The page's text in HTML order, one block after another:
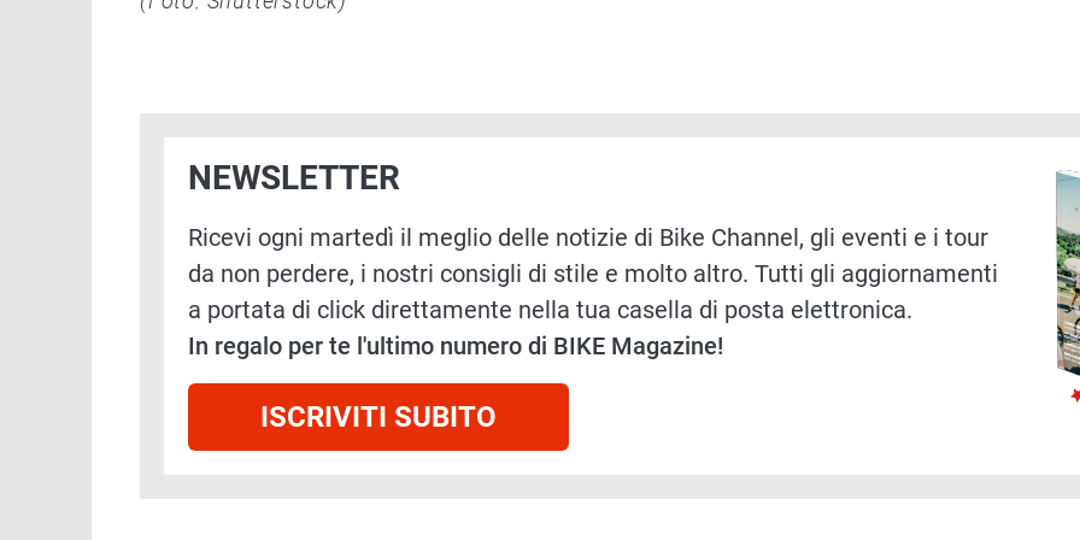
NEWSLETTER
Ricevi ogni martedì il meglio delle notizie di Bike Channel, gli eventi e i tour
da non perdere, i nostri consigli di stile e molto altro. Tutti gli aggiornamenti
a portata di click direttamente nella tua casella di posta elettronica.
In regalo per te l'ultimo numero di BIKE Magazine!
ISCRIVITI SUBITO